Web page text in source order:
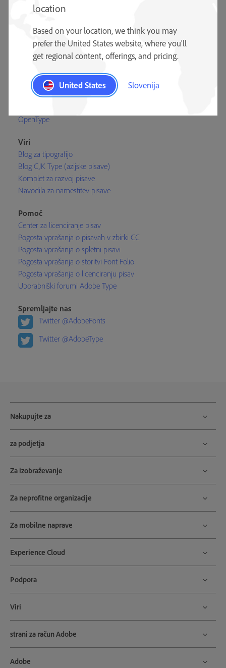
Učenje
Oblikovalci Adobe Type
Vzorci Type
Referenčno gradivo Type
OpenType
Viri
Blog za tipografijo
Blog CJK Type (azijske pisave)
Komplet za razvoj pisave
Navodila za namestitev pisave
Pomoč
Center za licenciranje pisav
Pogosta vprašanja o pisavah v zbirki CC
Pogosta vprašanja o spletni pisavi
Pogosta vprašanja o storitvi Font Folio
Pogosta vprašanja o licenciranju pisav
Uporabniški forumi Adobe Type
Spremljajte nas
Twitter @AdobeFonts
Twitter @AdobeType
Nakupujte za
za podjetja
Za izobraževanje
Za neprofitne organizacije
Za mobilne naprave
Experience Cloud
Podpora
Viri
strani za račun Adobe
Adobe
location
Based on your location, we think you may
prefer the United States website, where you'll
get regional content, offerings, and pricing.
United States Slovenija